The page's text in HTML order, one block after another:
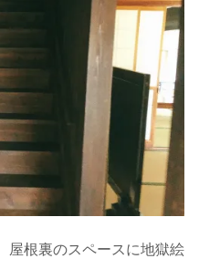
根裏のスペースに地獄絵